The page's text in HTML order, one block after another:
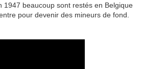
1947 beaucoup sont restés en Belgique
pour devenir des mineurs de fond.